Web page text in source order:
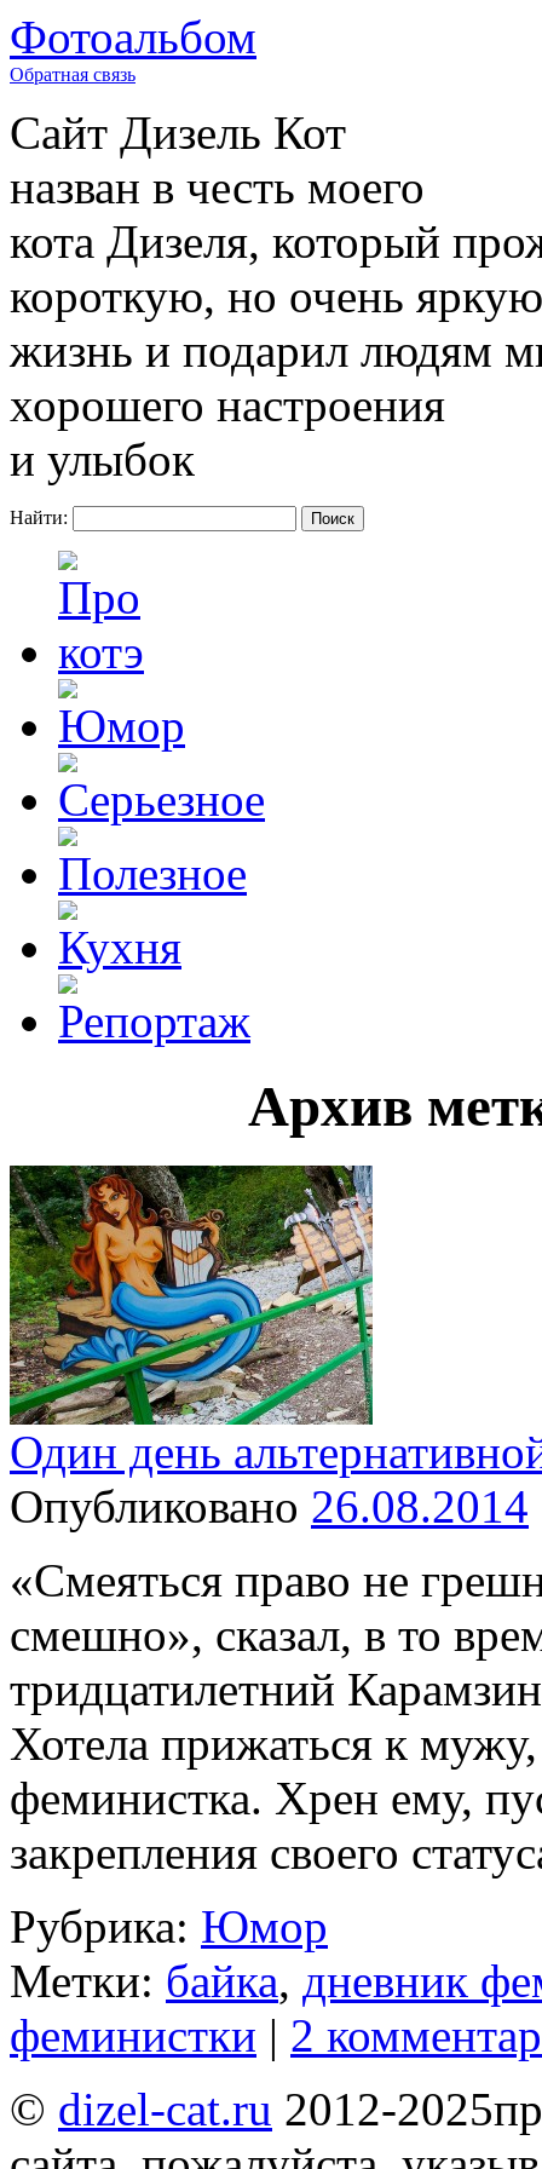
Фотоальбом
Обратная связь
Сайт Дизель Кот
назван в честь моего
кота Дизеля, который
короткую, но очень яркую
жизнь и подарил людям
хорошего настроения
и улыбок
Найти:
Архив
Один день
Опубликовано 26.08.2014
«Смеяться право не
смешно», сказал, в то
тридцатилетний
Хотела прижаться к
феминистка. Хрен ему,
закрепления своего
Рубрика: Юмор
Метки: байка, дневник
феминистки | 2
© dizel-cat.ru 2012-2025